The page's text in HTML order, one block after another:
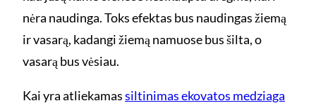
nėra naudinga. Toks efektas bus naudingas žiemą
ir vasarą, kadangi žiemą namuose bus šilta, o
vasarą bus vėsiau.
Kai yra atliekamassiltinimas ekovatos medziaga